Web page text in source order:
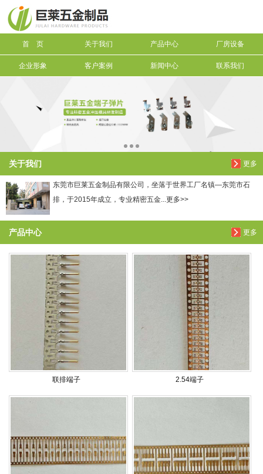
首 页 关于我们 产品中心 厂房设备
企业形象 客户案例 新闻中心 联系我们
更多
关于我们
东莞市巨莱五金制品有限公司，坐落于世界工厂名镇—东莞市石
排，于2015年成立，专业精密五金...更多>>
更多
产品中心
联排端子 2.54端子
搜索